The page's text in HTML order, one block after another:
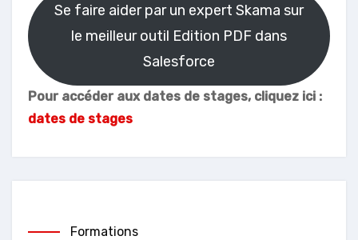
Se faire aider par un expert Skama sur
le meilleur outil Edition PDF dans
Salesforce
Pour accéder aux dates de stages, cliquez ici :
dates de stages
Formations